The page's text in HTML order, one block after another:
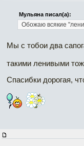
Мульяна писал(а):
Обожаю всякие
Мы с тобои два
такими ленивыми
Спасибки дорогая,